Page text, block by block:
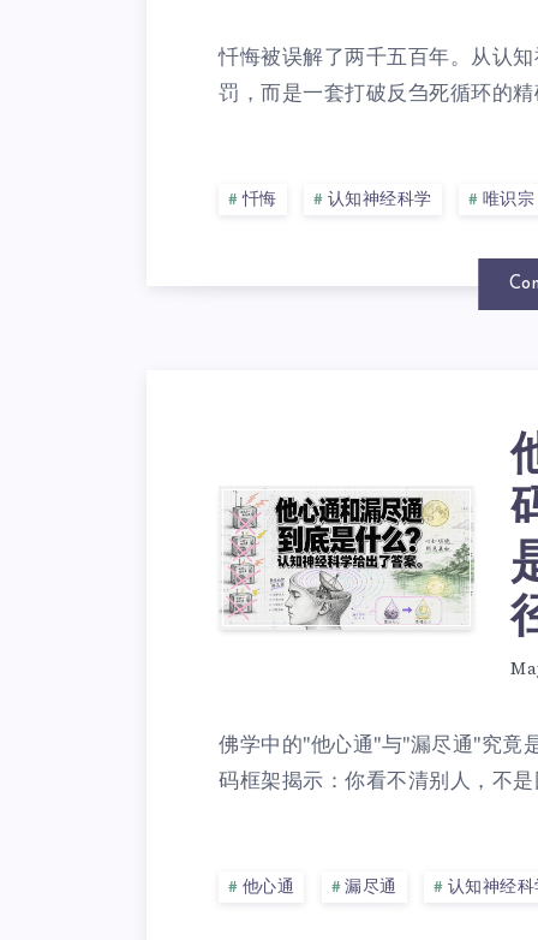
忏悔被误解了两千五百年。从认
罚，而是一套打破反刍死循环的
忏悔 认知神经科学 唯识宗
佛学中的"他心通"与"漏尽通"究竟
码框架揭示：你看不清别人，不
他心通 漏尽通 认知神经科